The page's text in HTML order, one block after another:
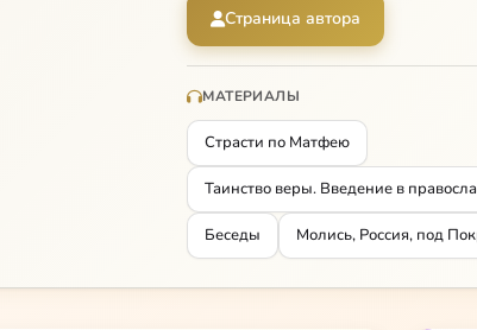
имяславских споров по праву
роде.
Страница автора
МАТЕРИАЛЫ
Страсти по Матфею
Таинство веры. Введение в
Беседы Молись, Россия, под